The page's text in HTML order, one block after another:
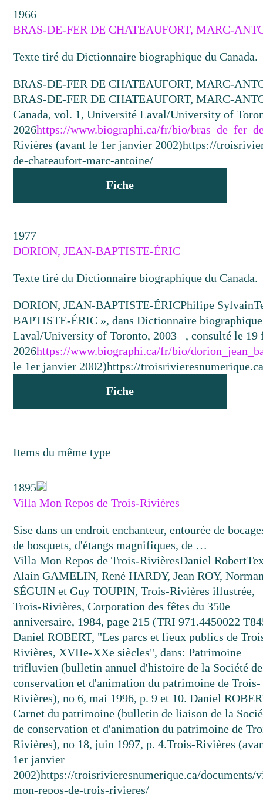
1966
BRAS-DE-FER DE CHATEAUFORT, MARC-
Texte tiré du Dictionnaire biographique du Canada.
BRAS-DE-FER DE CHATEAUFORT, MARC-
BRAS-DE-FER DE CHATEAUFORT, MARC-
Canada, vol. 1, Université Laval/University of
2026https://www.biographi.ca/fr/bio/
Rivières (avant le 1er janvier 2002)https://
de-chateaufort-marc-antoine/
Fiche
1977
DORION, JEAN-BAPTISTE-ÉRIC
Texte tiré du Dictionnaire biographique du Canada.
DORION, JEAN-BAPTISTE-ÉRICPhilipe Sylvain
BAPTISTE-ÉRIC », dans Dictionnaire
Laval/University of Toronto, 2003– , consulté le 19
2026https://www.biographi.ca/fr/bio/
le 1er janvier 2002)https://
Fiche
Items du même type
1895
Villa Mon Repos de Trois-Rivières
Sise dans un endroit enchanteur, entourée de
de bosquets, d'étangs magnifiques, de …
Villa Mon Repos de Trois-RivièresDaniel Robert
Alain GAMELIN, René HARDY, Jean ROY,
SÉGUIN et Guy TOUPIN, Trois-Rivières illustrée,
Trois-Rivières, Corporation des fêtes du 350e
anniversaire, 1984, page 215 (TRI 971.4450022
Daniel ROBERT, "Les parcs et lieux publics de
Rivières, XVIIe-XXe siècles", dans: Patrimoine
trifluvien (bulletin annuel d'histoire de la Société de
conservation et d'animation du patrimoine de Trois-
Rivières), no 6, mai 1996, p. 9 et 10. Daniel
Carnet du patrimoine (bulletin de liaison de la
de conservation et d'animation du patrimoine de
Rivières), no 18, juin 1997, p. 4.Trois-Rivières
1er janvier
2002)https://troisrivieresnumerique.ca/documents/
mon-repos-de-trois-rivieres/